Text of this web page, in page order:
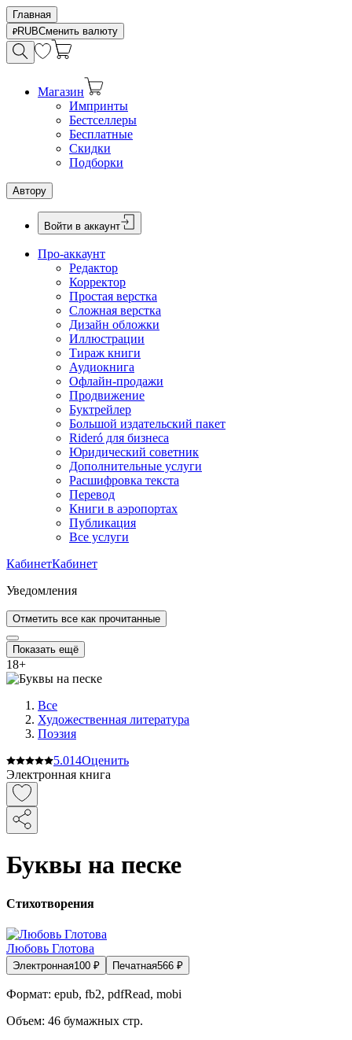
Главная
RUBСменить валюту
Магазин
Импринты
Бестселлеры
Бесплатные
Скидки
Подборки
Автору
Войти в аккаунт
Про-аккаунт
Редактор
Корректор
Простая верстка
Сложная верстка
Дизайн обложки
Иллюстрации
Тираж книги
Аудиокнига
Офлайн-продажи
Продвижение
Буктрейлер
Большой издательский пакет
Rideró для бизнеса
Юридический советник
Дополнительные услуги
Расшифровка текста
Перевод
Книги в аэропортах
Публикация
Все услуги
КабинетКабинет
Уведомления
Отметить все как прочитанные
Показать ещё
18+
Все
Художественная литература
Поэзия
5.014Оценить
Электронная книга
Буквы на песке
Стихотворения
Любовь Глотова
Электронная100 ₽ Печатная566 ₽
Формат: epub, fb2, pdfRead, mobi
Объем: 46 бумажных стр.